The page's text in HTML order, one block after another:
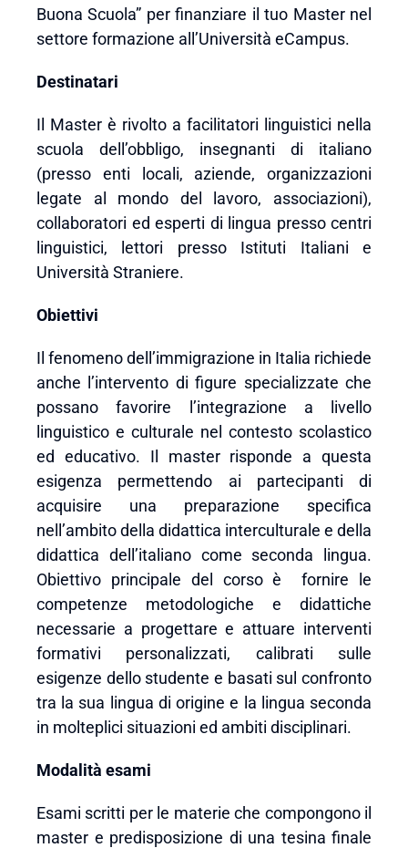
Buona Scuola” per finanziare il tuo Master nel
settore formazione all’Università eCampus.
Destinatari
Il Master è rivolto a facilitatori linguistici nella
scuola dell’obbligo, insegnanti di italiano
(presso enti locali, aziende, organizzazioni
legate al mondo del lavoro, associazioni),
collaboratori ed esperti di lingua presso centri
linguistici, lettori presso Istituti Italiani e
Università Straniere.
Obiettivi
Il fenomeno dell’immigrazione in Italia richiede
anche l’intervento di figure specializzate che
possano favorire l’integrazione a livello
linguistico e culturale nel contesto scolastico
ed educativo. Il master risponde a questa
esigenza permettendo ai partecipanti di
acquisire una preparazione specifica
nell’ambito della didattica interculturale e della
didattica dell’italiano come seconda lingua.
Obiettivo principale del corso è fornire le
competenze metodologiche e didattiche
necessarie a progettare e attuare interventi
formativi personalizzati, calibrati sulle
esigenze dello studente e basati sul confronto
tra la sua lingua di origine e la lingua seconda
in molteplici situazioni ed ambiti disciplinari.
Modalità esami
Esami scritti per le materie che compongono il
master e predisposizione di una tesina finale